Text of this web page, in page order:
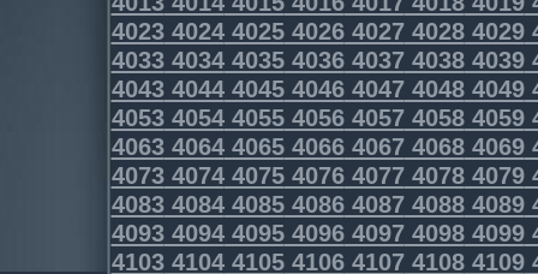
4023402440254026402740284029
4033403440354036403740384039
4043404440454046404740484049
4053405440554056405740584059
4063406440654066406740684069
4073407440754076407740784079
4083408440854086408740884089
4093409440954096409740984099
4103410441054106410741084109